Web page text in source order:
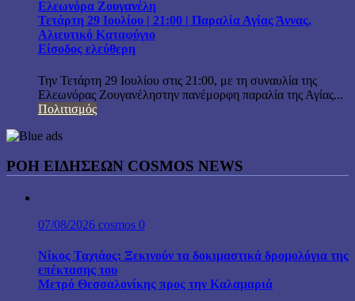
Ελεωνόρα Ζουγανέλη
Τετάρτη 29 Ιουλίου | 21:00 | Παραλία Αγίας Άννας,
Αλιευτικό Καταφύγιο
Είσοδος ελεύθερη
Την Τετάρτη 29 Ιουλίου στις 21:00, με τη συναυλία της
Ελεωνόρας Ζουγανέληστην πανέμορφη παραλία της Αγίας...
Πολιτισμός
ΡΟΗ ΕΙΔΗΣΕΩΝ COSMOS NEWS
07/08/2026 cosmos 0
Νίκος Ταχιάος: Ξεκινούν τα δοκιμαστικά δρομολόγια της
επέκτασης του
Μετρό Θεσσαλονίκης προς την Καλαμαριά